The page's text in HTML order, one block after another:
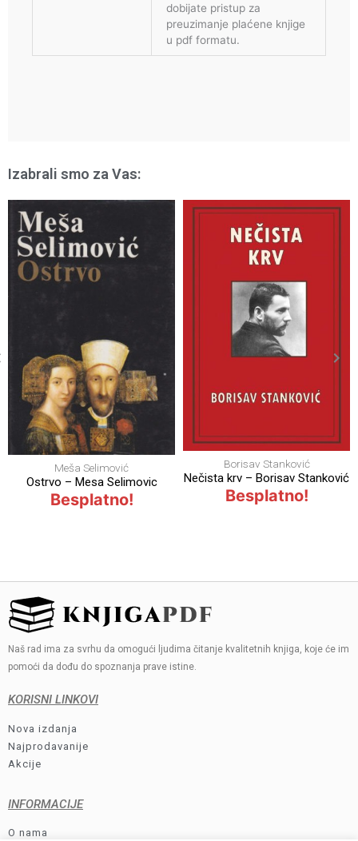
dobijate pristup za
preuzimanje plaćene knjige
u pdf formatu.
Izabrali smo za Vas:
Nečista krv – Borisav Stanković
Besplatno!
Borisav Stanković
Vojnik Stojan (nedovršen ratni
roman)
Besplatno!
Naš rad ima za svrhu da omogući ljudima čitanje kvalitetnih knjiga, koje će im
pomoći da dođu do spoznanja prave istine.
KORISNI LINKOVI
Nova izdanja
Najprodavanije
Akcije
INFORMACIJE
O nama